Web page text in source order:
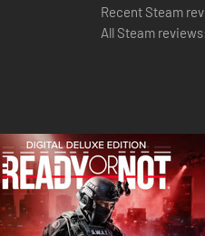
Recent Steam
All Steam